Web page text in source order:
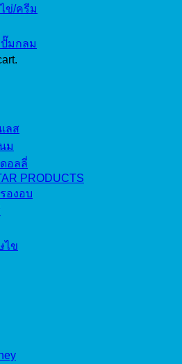
ข่/ครีม
มกลม
ลส
ม
อลลี่
PRODUCTS
องอบ
ไข